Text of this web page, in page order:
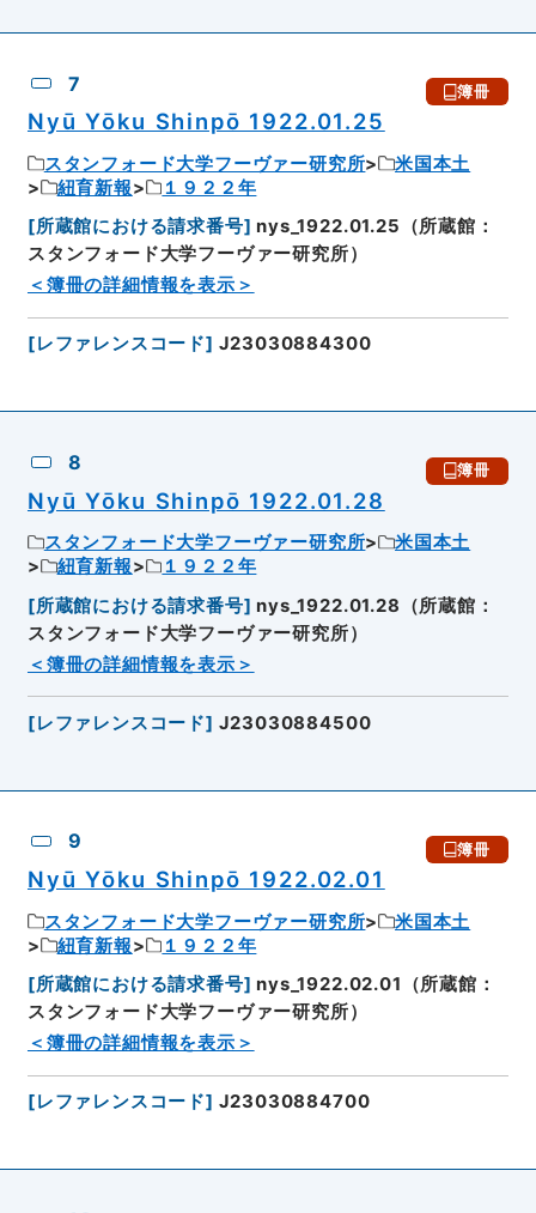
7 簿冊
Nyū Yōku Shinpō 1922.01.25
スタンフォード大学フーヴァー研究所
米国本土
紐育新報
１９２２年
[所蔵館における請求番号] nys_1922.01.25（所蔵館：
スタンフォード大学フーヴァー研究所）
＜簿冊の詳細情報を表示＞
[レファレンスコード] J23030884300
8 簿冊
Nyū Yōku Shinpō 1922.01.28
スタンフォード大学フーヴァー研究所
米国本土
紐育新報
１９２２年
[所蔵館における請求番号] nys_1922.01.28（所蔵館：
スタンフォード大学フーヴァー研究所）
＜簿冊の詳細情報を表示＞
[レファレンスコード] J23030884500
9 簿冊
Nyū Yōku Shinpō 1922.02.01
スタンフォード大学フーヴァー研究所
米国本土
紐育新報
１９２２年
[所蔵館における請求番号] nys_1922.02.01（所蔵館：
スタンフォード大学フーヴァー研究所）
＜簿冊の詳細情報を表示＞
[レファレンスコード] J23030884700